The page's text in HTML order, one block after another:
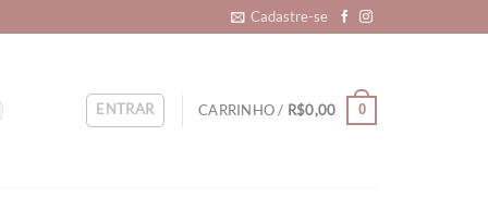
Cadastre-se
ENTRAR CARRINHO / R$0,00 0